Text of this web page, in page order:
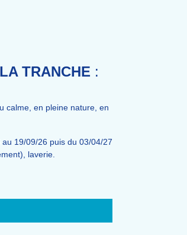
TRANCHE :
calme, en pleine nature, en
19/09/26 puis du 03/04/27
laverie.